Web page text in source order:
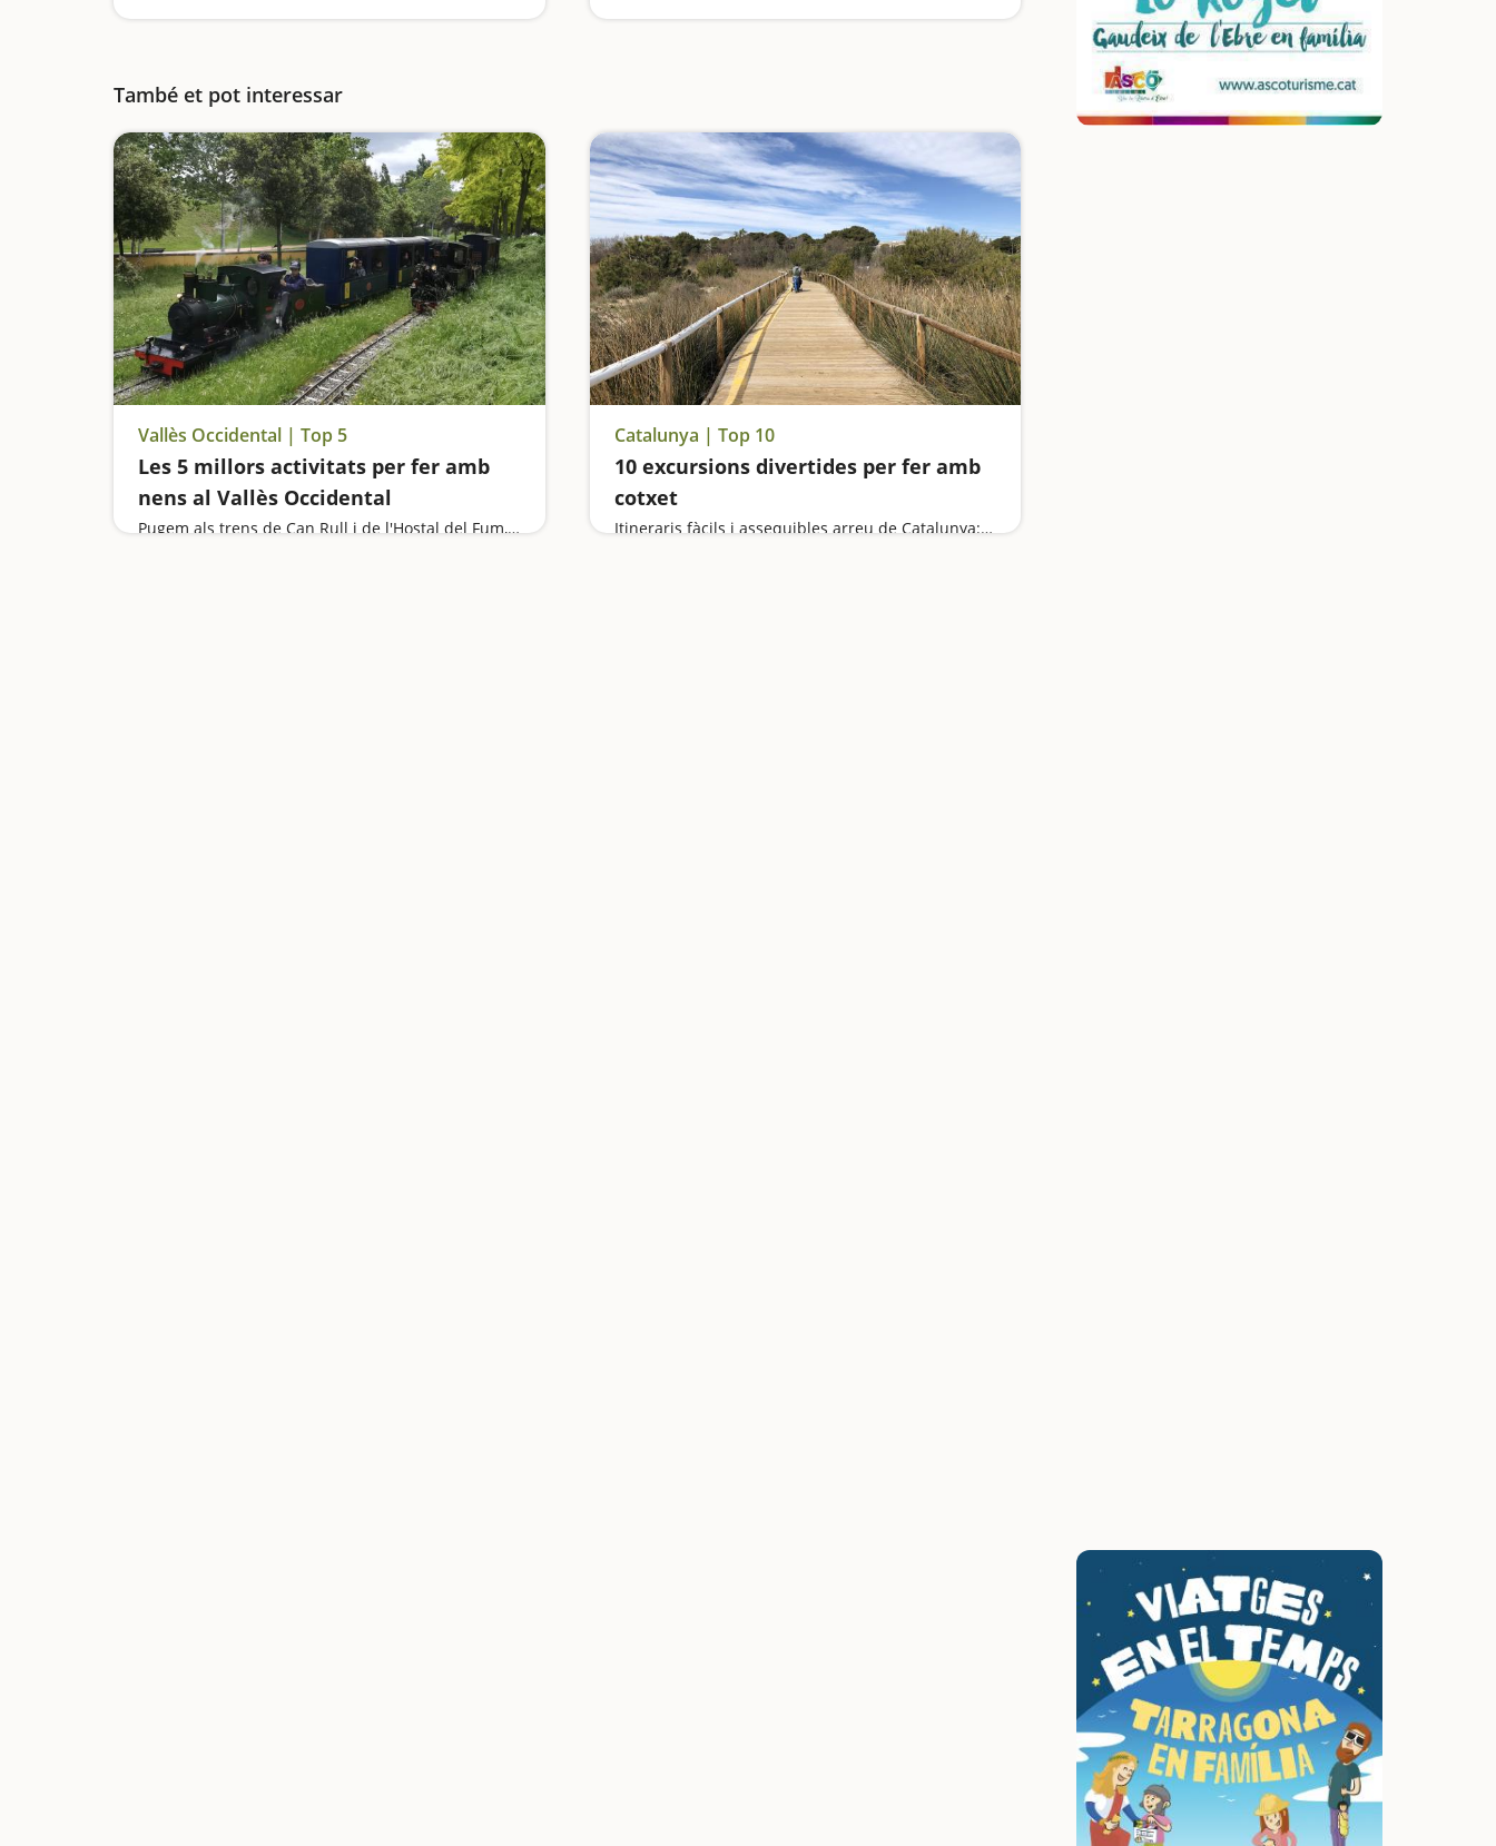
També et pot interessar
Vallès Occidental | Top 5
Les 5 millors activitats per fer amb
nens al Vallès Occidental
Pugem als trens de Can Rull i de l'Hostal del Fum, anem de ruta pel Parc Fluvial del riu Ripoll, juguem en un parc que ens farà viatjar a l'Edat Mitjana i experimentem en un dels museus més icònics de Catalunya
Catalunya | Top 10
10 excursions divertides per fer amb
cotxet
Itineraris fàcils i assequibles arreu de Catalunya: al Montseny, al Delta de l'Ebre, a la Costa Daurada, al Pirineu, a la Noguera, a la Selva, a l'Empordà...